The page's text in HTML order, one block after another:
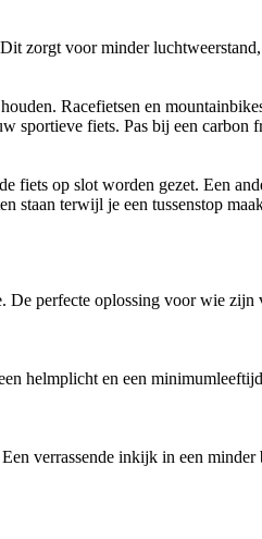
zorgt voor minder
Racefietsen en
fiets. Pas bij een carbon
op slot worden gezet. Een
staan terwijl je een tussenstop
perfecte oplossing voor wie
helmplicht en een
verrassende inkijk in een minder